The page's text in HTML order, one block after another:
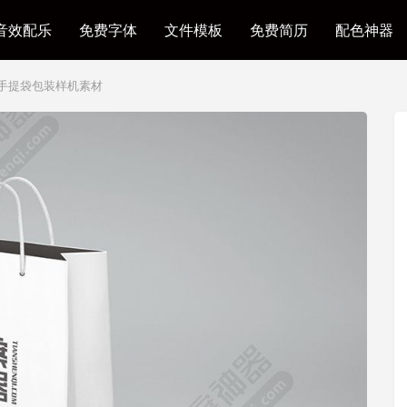
效配乐 免费字体 文件模板 免费简历 配色神器
提袋包装样机素材